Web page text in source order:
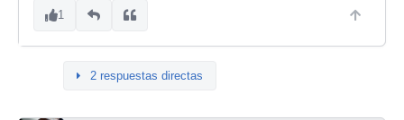
1
2 respuestas directas